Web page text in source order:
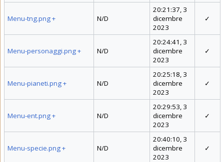
Menu-tng.png+ N/D
20:21:37, 3
dicembre
2023
✓
Menu-personaggi.png+ N/D
20:24:41, 3
dicembre
2023
✓
Menu-pianeti.png+ N/D
20:25:18, 3
dicembre
2023
✓
Menu-ent.png+ N/D
20:29:53, 3
dicembre
2023
✓
Menu-specie.png+ N/D
20:40:10, 3
dicembre
2023
✓